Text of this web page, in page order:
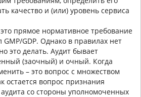
качество и (или) уровень сервиса
прямое нормативное требование
GDP. Однако в правилах нет
это делать. Аудит бывает
(заочный) и очный. Когда
– это вопрос с множеством
остается вопрос признания
аудита со стороны уполномоченных